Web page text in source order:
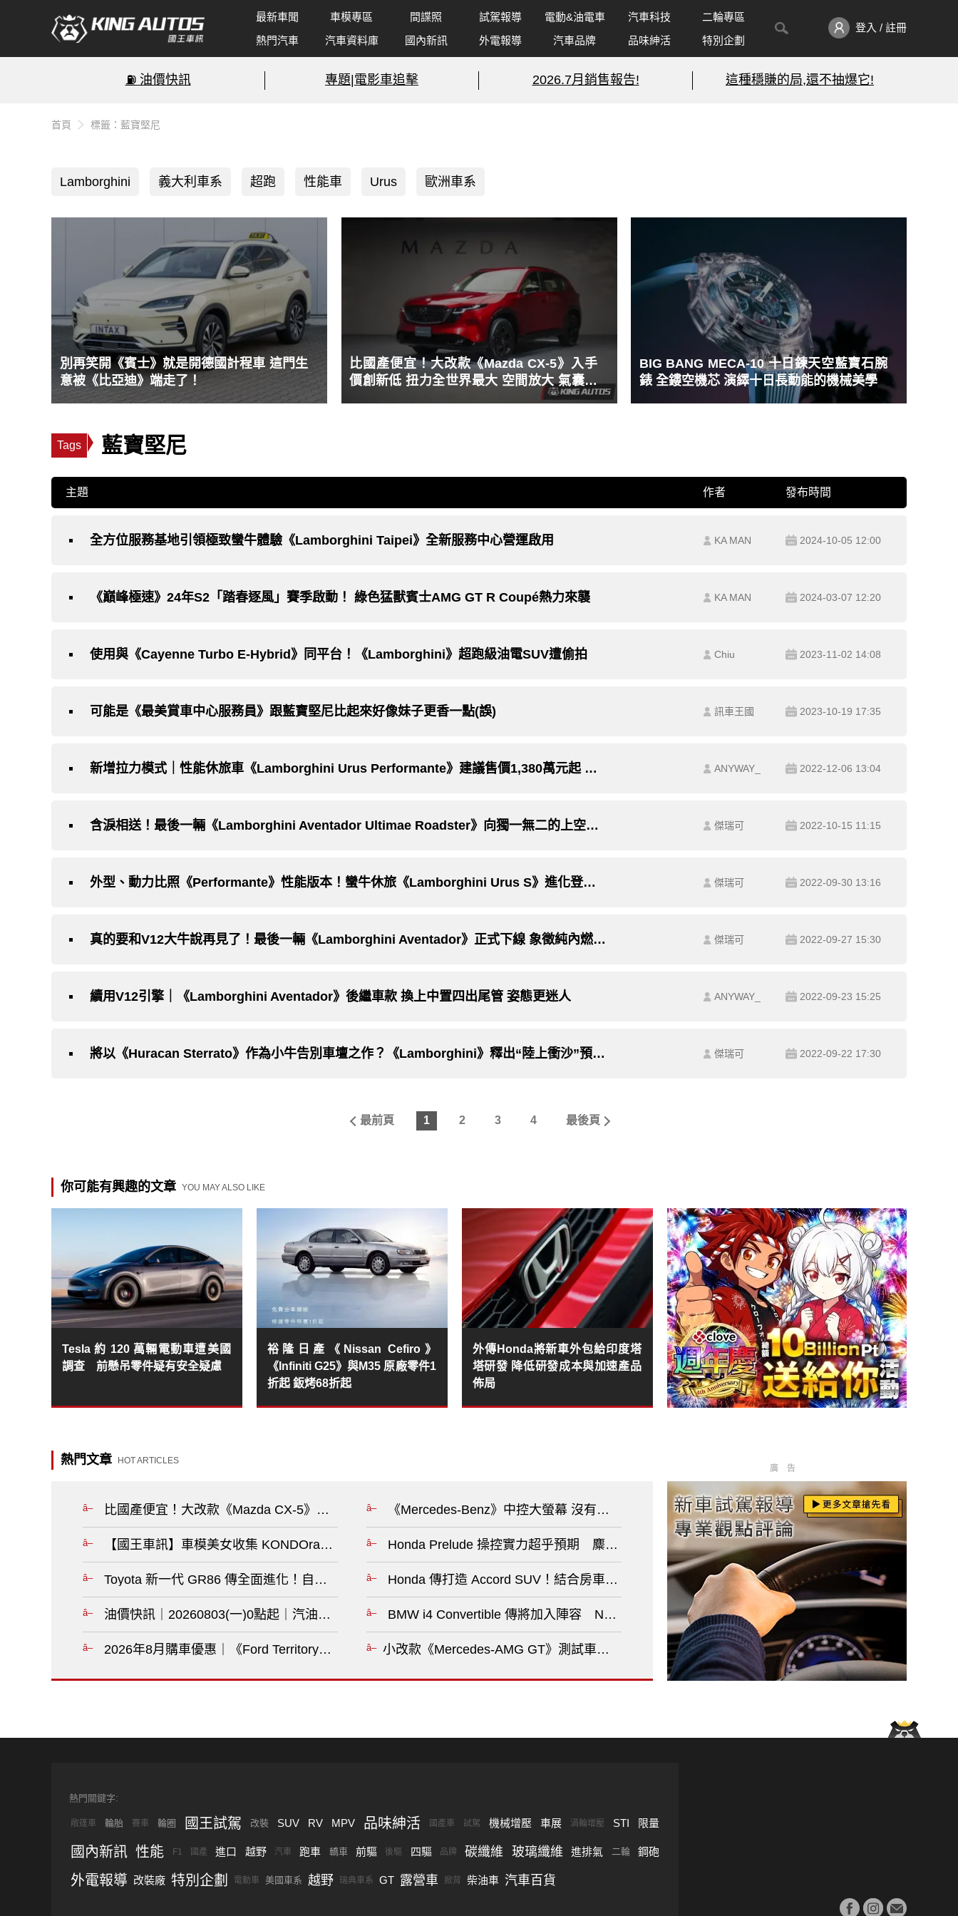
最新車聞 車模專區 間諜照 試駕報導 電動&油電車 汽車科技
二輪專區
熱門汽車
汽車資料庫 國內新訊 外電報導 汽車品牌 品味紳活 特別企劃
登入 / 註冊
⛽️ 油價快訊 專題|電影車追擊 2026.7月銷售報告! 這種穩賺的局,還不抽爆它!
首頁 標籤：藍寶堅尼
Lamborghini 義大利車系 超跑 性能車 Urus 歐洲車系
別再笑開《賓士》就是開德國計程車 這門生
意被《比亞迪》端走了！
比國產便宜！大改款《Mazda CX-5》入手
價創新低 扭力全世界最大 空間放大 氣囊數
BIG BANG MECA-10 十日鍊天空藍寶石腕
錶 全鏤空機芯 演繹十日長動能的機械美學
Tags 藍寶堅尼
主題 作者 發布時間
全方位服務基地引領極致蠻牛體驗《Lamborghini Taipei》全新服務中心營運啟用 KA MAN 2024-10-05 12:00
《巔峰極速》24年S2「踏春逐風」賽季啟動！ 綠色猛獸賓士AMG GT R Coupé熱力來襲 KA MAN 2024-03-07 12:20
使用與《Cayenne Turbo E-Hybrid》同平台！《Lamborghini》超跑級油電SUV遭偷拍 Chiu 2023-11-02 14:08
可能是《最美賞車中心服務員》跟藍寶堅尼比起來好像妹子更香一點(誤) 訊車王國 2023-10-19 17:35
新增拉力模式｜性能休旅車《Lamborghini Urus Performante》建議售價1,380萬元起 更輕更趴更厲害 ANYWAY_ 2022-12-06 13:04
含淚相送！最後一輛《Lamborghini Aventador Ultimae Roadster》向獨一無二的上空蠻牛致敬 傑瑞可 2022-10-15 11:15
外型、動力比照《Performante》性能版本！蠻牛休旅《Lamborghini Urus S》進化登場 國內即日起開始接單 傑瑞可 2022-09-30 13:16
真的要和V12大牛說再見了！最後一輛《Lamborghini Aventador》正式下線 象徵純內燃機時代的結束 傑瑞可 2022-09-27 15:30
續用V12引擎｜《Lamborghini Aventador》後繼車款 換上中置四出尾管 姿態更迷人 ANYWAY_ 2022-09-23 15:25
將以《Huracan Sterrato》作為小牛告別車壇之作？《Lamborghini》釋出“陸上衝沙”預告影片 最快10月巴黎車展現身 傑瑞可 2022-09-22 17:30
最前頁 1 2 3 4 最後頁
你可能有興趣的文章 YOU MAY ALSO LIKE
Tesla 約 120 萬輛電動車遭美國
調查 前懸吊零件疑有安全疑慮
裕隆日產《Nissan Cefiro》
《Infiniti G25》與M35 原廠零件1
折起 鈑烤68折起
外傳Honda將新車外包給印度塔
塔研發 降低研發成本與加速產品
佈局
熱門文章 HOT ARTICLES
比國產便宜！大改款《Mazda CX-5》入手價創新低 扭力全世界最大 空間放大 氣囊數有史以來最多?
【國王車訊】車模美女收集 KONDOracing 菅原早記?
Toyota 新一代 GR86 傳全面進化！自主開發、300 匹馬力，性能再升級?
油價快訊｜20260803(一)0點起｜汽油不調整 柴油不調整?
2026年8月購車優惠｜《Ford Territory》84.9萬起 升級旗艦響宴三件組 《Ford Mustang》銷量多3倍 170.9萬元起?
《Mercedes-Benz》中控大螢幕 沒有回頭路！哪怕美國曾召回逾14萬輛儀表黑畫面?
Honda Prelude 操控實力超乎預期 麋鹿測試表現甚至勝過 Civic?
Honda 傳打造 Accord SUV！結合房車與跨界優勢，鎖定 Subaru Outback 市場?
BMW i4 Convertible 傳將加入陣容 Neue Klasse 平台再添純電雙門新成員?
小改款《Mercedes-AMG GT》測試車失火 目擊者：大電池起火 消防隊無法馬上控制火勢?
廣告
熱門關鍵字:
敞篷車 輪胎 賽車 輪圈 國王試駕 改裝 SUV RV MPV 品味紳活 國產車 試駕 機械增壓 車展 渦輪增壓 STI 限量
國內新訊 性能 F1 國產 進口 越野 汽車 跑車 轎車 前驅 後驅 四驅 品牌 碳纖維 玻璃纖維 進排氣 二輪 鋼砲
外電報導 改裝廠 特別企劃 電動車 美國車系 越野 瑞典車系 GT 露營車 掀背 柴油車 汽車百貨